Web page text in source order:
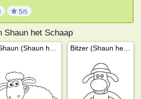
5/5
Shaun het Schaap